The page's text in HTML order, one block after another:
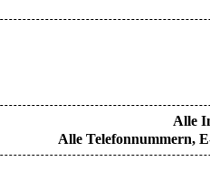
Alle
Alle Telefonnummern,